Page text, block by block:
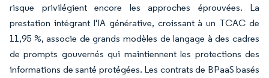
risque privilégient encore les approches éprouvées. La
prestation intégrant l'IA générative, croissant à un TCAC de
11,95 %, associe de grands modèles de langage à des cadres
de prompts gouvernés qui maintiennent les protections des
informations de santé protégées. Les contrats de BPaaS basés